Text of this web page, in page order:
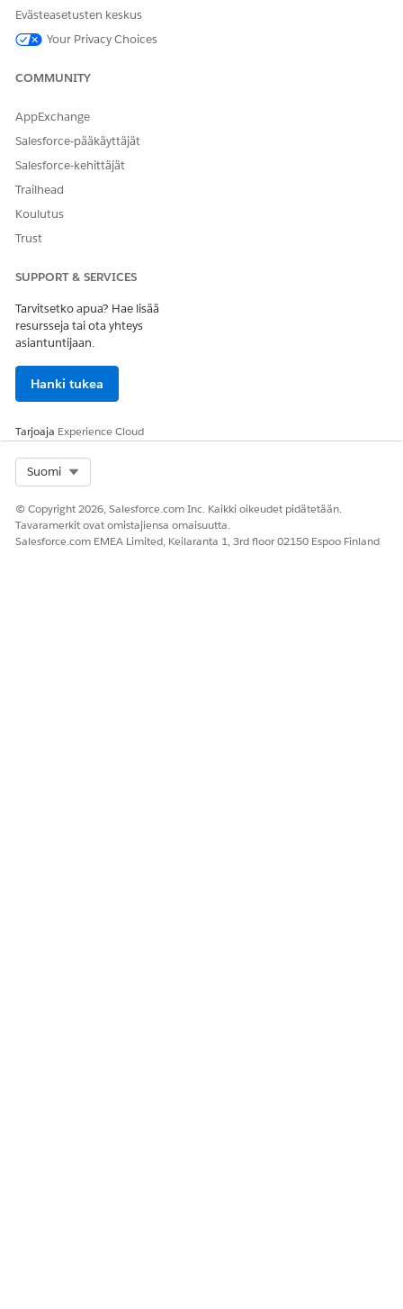
Lisätietoja Digital Wallet -sovelluksen tai Your Account -
käsittelee laskutustapahtumat CMDB:stä ja lähettää ne
Digital Walletiin.
Anna palautetta, jotta voimme kehittyä!
Evästeasetusten keskus
Your Privacy Choices
COMMUNITY
AppExchange
Salesforce-pääkäyttäjät
Salesforce-kehittäjät
Trailhead
Koulutus
Trust
SUPPORT & SERVICES
Tarvitsetko apua? Hae lisää
resursseja tai ota yhteys
asiantuntijaan.
Hanki tukea
Tarjoaja Experience Cloud
Suomi
© Copyright 2026, Salesforce.com Inc. Kaikki oikeudet pidätetään.
Tavaramerkit ovat omistajiensa omaisuutta.
Salesforce.com EMEA Limited, Keilaranta 1, 3rd floor 02150 Espoo Finland